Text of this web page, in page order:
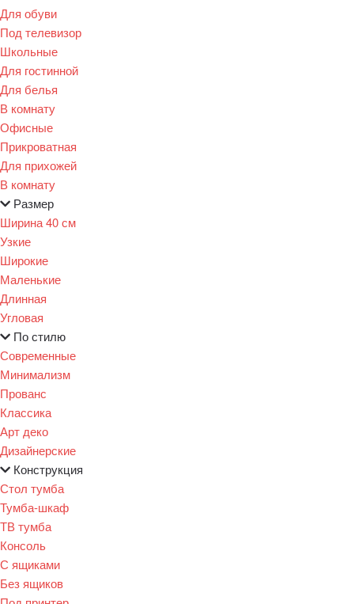
Для обуви
Под телевизор
Школьные
Для гостинной
Для белья
В комнату
Офисные
Прикроватная
Для прихожей
В комнату
Размер
Ширина 40 см
Узкие
Широкие
Маленькие
Длинная
Угловая
По стилю
Современные
Минимализм
Прованс
Классика
Арт деко
Дизайнерские
Конструкция
Стол тумба
Тумба-шкаф
ТВ тумба
Консоль
С ящиками
Без ящиков